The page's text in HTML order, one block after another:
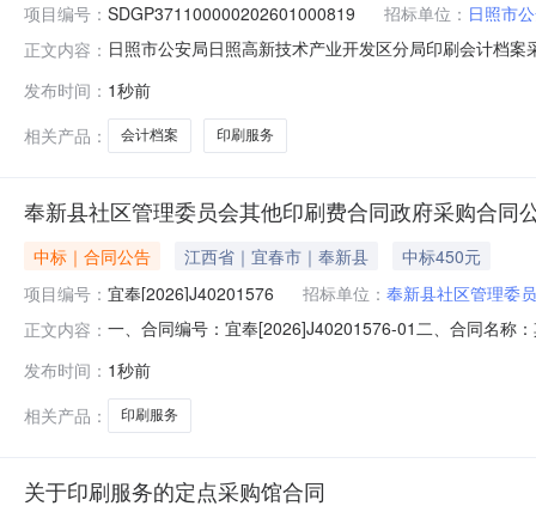
项目编号： SDGP371100000202601000819 招标单位： 日照市
正文内容： 日照市公安局日照高新技术产业开发区分局印刷会计档
日照市东港区铭捷图文快印中心地址：山东省日照市东
发布时间： 1秒前
相关产品：
会计档案 印刷服务
奉新县社区管理委员会其他印刷费合同政府采购合同
中标｜合同公告 江西省｜宜春市｜奉新县
中标450元
项目编号： 宜奉[2026]J40201576 招标单位： 奉新县社区管理委
正文内容： 一、合同编号：宜奉[2026]J40201576-01二、合同名称
序号名称数量(单位)单价(元)总价(元)规格型号/服务要求
发布时间： 1秒前
相关产品：
印刷服务
关于印刷服务的定点采购馆合同